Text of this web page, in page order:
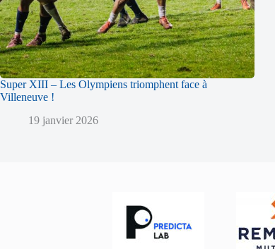
Super XIII – Les Olympiens triomphent face à
Villeneuve !
19 janvier 2026